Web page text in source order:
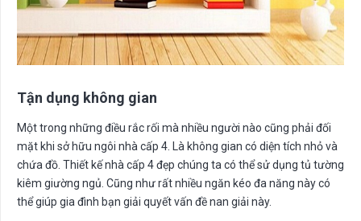
Tận dụng không gian
Một trong những điều rắc rối mà nhiều người nào cũng phải đối
mặt khi sở hữu ngôi nhà cấp 4. Là không gian có diện tích nhỏ và
chứa đồ. Thiết kế nhà cấp 4 đẹp chúng ta có thể sử dụng tủ tường
kiêm giường ngủ. Cũng như rất nhiều ngăn kéo đa năng này có
thể giúp gia đình bạn giải quyết vấn đề nan giải này.